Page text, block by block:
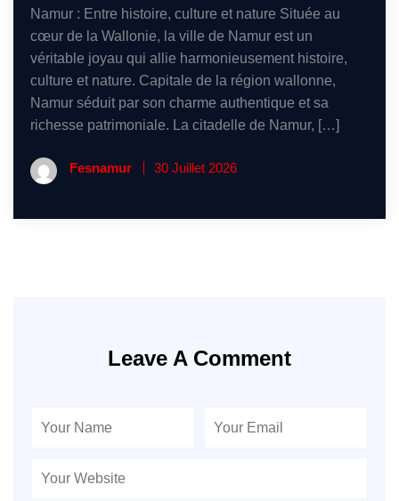
Namur : Entre histoire, culture et nature Située au
cœur de la Wallonie, la ville de Namur est un
véritable joyau qui allie harmonieusement histoire,
culture et nature. Capitale de la région wallonne,
Namur séduit par son charme authentique et sa
richesse patrimoniale. La citadelle de Namur, […]
Fesnamur 30 Juillet 2026
Leave A Comment